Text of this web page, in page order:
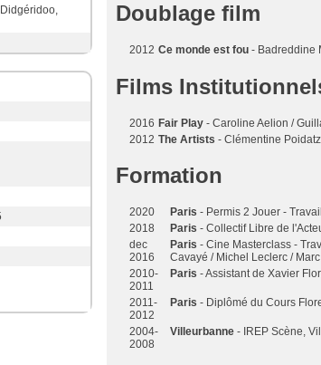
Didgéridoo,
Doublage film
2012 Ce monde est fou - Badreddine
Films
2016 Fair Play - Caroline Aelion /
2012 The Artists - Clémentine
Formation
2020 Paris - Permis 2 Jouer -
2018
Paris - Collectif Libre de
dec
2016
Paris - Cine Masterclass -
Cavayé / Michel Leclerc / Marc
2010-
2011
Paris - Assistant de Xavier
2011-
2012
Paris - Diplômé du Cours
2004-
2008
Villeurbanne - IREP Scène,